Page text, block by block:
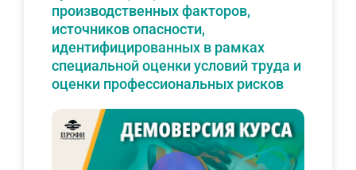
производственных факторов,
источников опасности,
идентифицированных в рамках
специальной оценки условий труда и
оценки профессиональных рисков